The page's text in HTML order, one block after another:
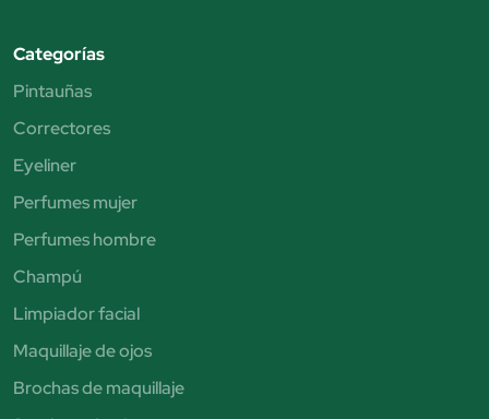
Categorías
Pintauñas
Correctores
Eyeliner
Perfumes mujer
Perfumes hombre
Champú
Limpiador facial
Maquillaje de ojos
Brochas de maquillaje